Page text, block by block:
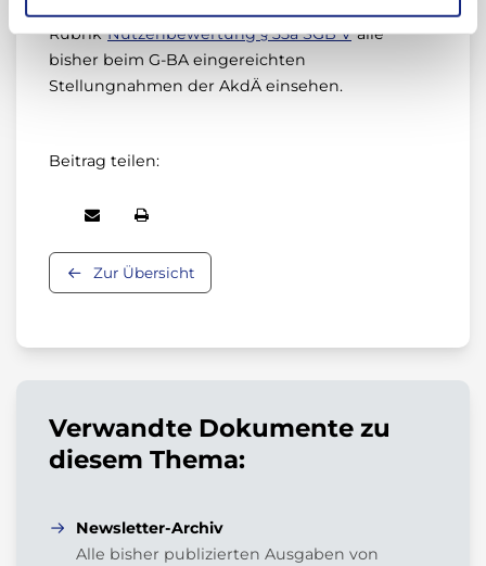
RubrikNutzenbewertung § 35a SGB Valle
bisher beim G-BA eingereichten
Stellungnahmen der AkdÄ einsehen.
Beitrag teilen:
Zur Übersicht
Verwandte Dokumente zu
diesem Thema:
Newsletter-Archiv
Alle bisher publizierten Ausgaben von